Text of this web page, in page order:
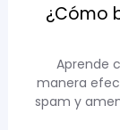
¿Cómo
Aprende
manera
spam y